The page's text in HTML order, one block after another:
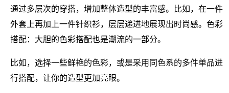
通过多层次的穿搭，增加整体造型的丰富感。比如，在一件
外套上再加上一件针织衫，层层递进地展现出时尚感。色彩
搭配：大胆的色彩搭配也是潮流的一部分。
比如，选择一些鲜艳的色彩，或是采用同色系的多件单品进
行搭配，让你的造型更加亮眼。